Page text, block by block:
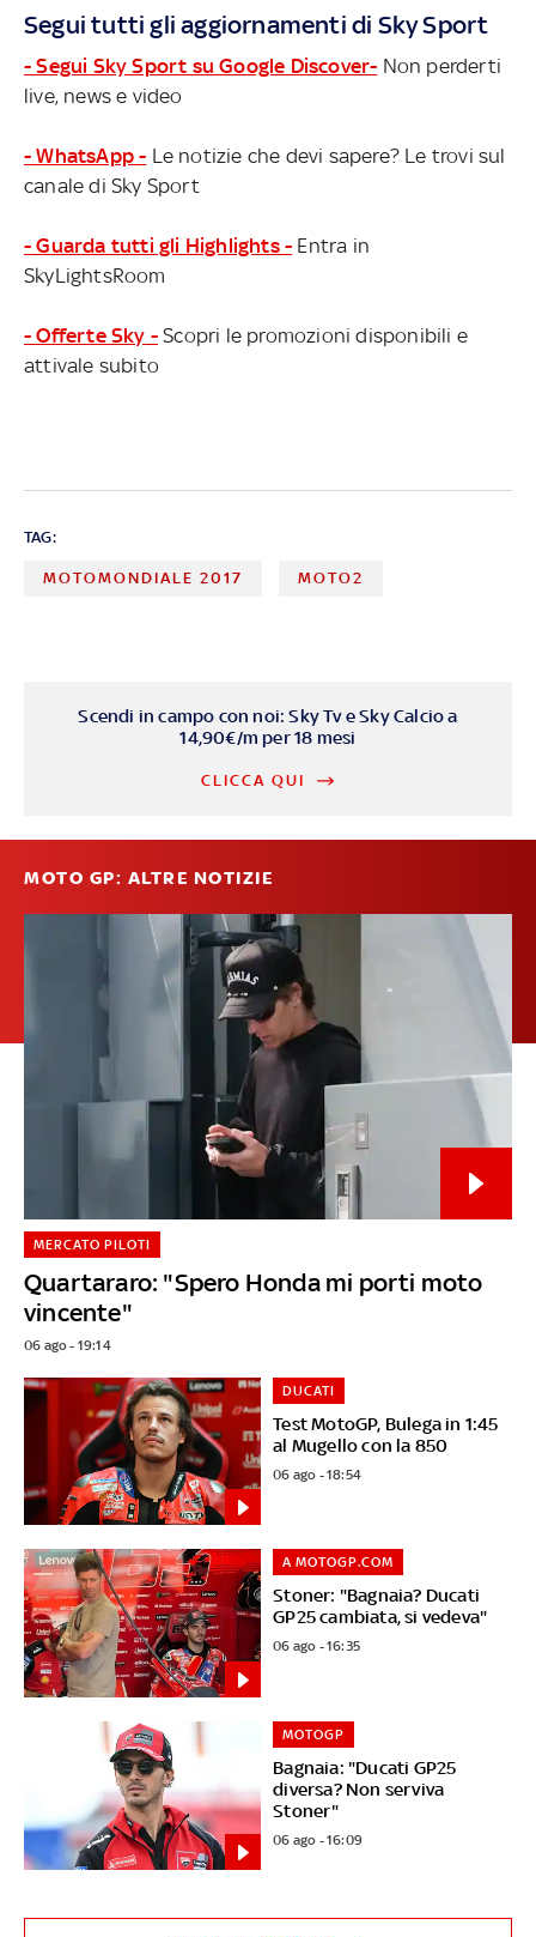
Segui tutti gli aggiornamenti di Sky Sport
- Segui Sky Sport su Google Discover- Non perderti
live, news e video
- WhatsApp - Le notizie che devi sapere? Le trovi sul
canale di Sky Sport
- Guarda tutti gli Highlights - Entra in
SkyLightsRoom
- Offerte Sky - Scopri le promozioni disponibili e
attivale subito
TAG:
MOTOMONDIALE 2017 MOTO2
Scendi in campo con noi: Sky Tv e Sky Calcio a
14,90€/m per 18 mesi
CLICCA QUI
MOTO GP: ALTRE NOTIZIE
Quartararo: "Spero Honda mi porti moto
vincente"
MERCATO PILOTI
06 ago - 19:14
Test MotoGP, Bulega in 1:45
al Mugello con la 850
DUCATI
06 ago - 18:54
Stoner: "Bagnaia? Ducati
GP25 cambiata, si vedeva"
A MOTOGP.COM
06 ago - 16:35
Bagnaia: "Ducati GP25
diversa? Non serviva
Stoner"
MOTOGP
06 ago - 16:09